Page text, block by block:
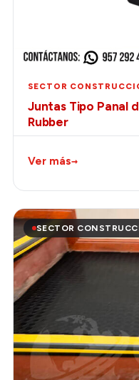
SECTOR
Juntas Tipo Panal
Rubber
Ver más→
SECTOR